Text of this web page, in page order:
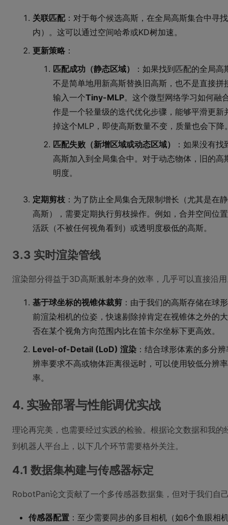
关联匹配：对于每个候选高斯，在全局高斯集合中寻
内）。这可以通过空间哈希或KD树加速。
更新策略 ：
匹配成功（静态区域）
：如果找到匹配的全局
不是简单地用新高斯替换旧高斯，也不是直接
输入一个Tiny-MLP。这个微型网络学习如何融
作是一个轻量级的迭代优化步骤，能够平滑更
掉这个MLP，即使高斯数量不变，质量也会下降
匹配失败（新增区域或动态区域）
：如果没有
高斯加入到全局集合中。对于动态物体，旧的高
明度。
定期剪枝 ：为了防止全局集合无限制增长（尤其是在
高斯），需要定期执行剪枝操作。例如，合并空间位
活跃（不被任何视角看到）或透明度极低的高斯。
3.3 实时渲染管线
渲染部分得益于3D高斯溅射本身的效率，几乎可以直接沿
基于球坐标的视锥体裁剪 ：由于我们的高斯存储在球
前渲染相机的位姿，快速剔除掉肯定在视锥体之外的
否在某个视角方向范围内比在笛卡尔坐标下更高效。
Level-of-Detail (LoD) 渲染 ：结合球形体素的多分
辨率要求不高或物体距离很远时，可以使用较低分辨
率。
4. 实验部署与性能调优实战
理论再完美，也需要经过实践的检验。根据论文数据和我
到机器人平台上，以下几个环节需要格外关注。
4.1 数据集构建与传感器标定
RobotPan论文贡献了一个多传感器数据集，但对于我们自
传感器配置 ：至少需要同步的多目相机（如6个鱼眼相